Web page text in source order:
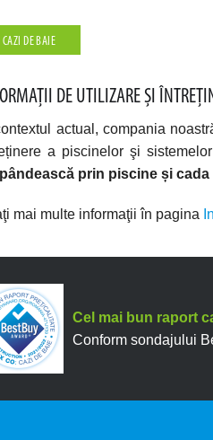
CAZI DE BAIE
DE UTILIZARE ȘI
actual, compania
a piscinelor şi
prin piscine și
mai multe informaţii în pagina
Cel mai bun raport
Conform sondajului